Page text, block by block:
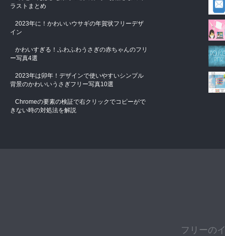
ラストまとめ
2023年に！かわいいウサギの年賀状フリーデザ
イン
かわいすぎる！ふわふわうさぎの赤ちゃんのフリ
ー写真4選
2023年は卯年！デザインで使いやすいシンプル
背景のかわいいうさぎフリー写真10選
Chromeの要素の検証で右クリックでコピーがで
きない時の対処法を解説
フリーの